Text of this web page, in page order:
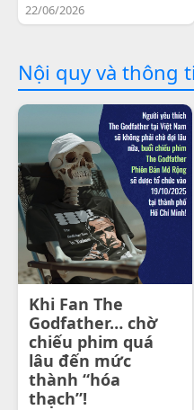
22/06/2026
Nội quy và thông
Khi Fan The
Godfather… chờ
chiếu phim quá
lâu đến mức
thành “hóa
thạch”!